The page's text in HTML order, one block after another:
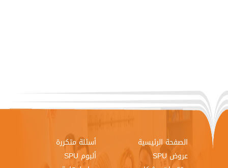
الصفحة الرئيسية
أسئلة متكررة
عروض SPU
ألبوم SPU